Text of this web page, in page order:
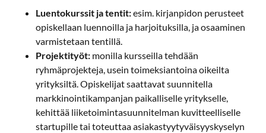
Luentokurssit ja tentit:esim. kirjanpidon perusteet
opiskellaan luennoilla ja harjoituksilla, ja osaaminen
varmistetaan tentillä.
Projektityöt: monilla kursseilla tehdään
ryhmäprojekteja, usein toimeksiantoina oikeilta
yrityksiltä. Opiskelijat saattavat suunnitella
markkinointikampanjan paikalliselle yritykselle,
kehittää liiketoimintasuunnitelman kuvitteelliselle
startupille tai toteuttaa asiakastyytyväisyyskyselyn